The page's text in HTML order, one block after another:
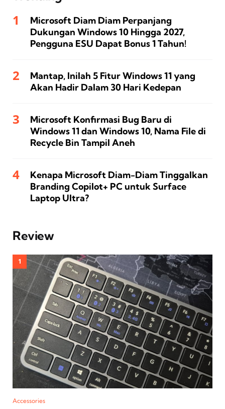
Microsoft Diam Diam Perpanjang
Dukungan Windows 10 Hingga 2027,
Pengguna ESU Dapat Bonus 1 Tahun!
Mantap, Inilah 5 Fitur Windows 11 yang
Akan Hadir Dalam 30 Hari Kedepan
Microsoft Konfirmasi Bug Baru di
Windows 11 dan Windows 10, Nama File di
Recycle Bin Tampil Aneh
Kenapa Microsoft Diam-Diam Tinggalkan
Branding Copilot+ PC untuk Surface
Laptop Ultra?
Review
Accessories